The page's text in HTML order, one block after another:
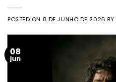
POSTED ON 8 DE JUNHO DE 2026 BY
08
jun